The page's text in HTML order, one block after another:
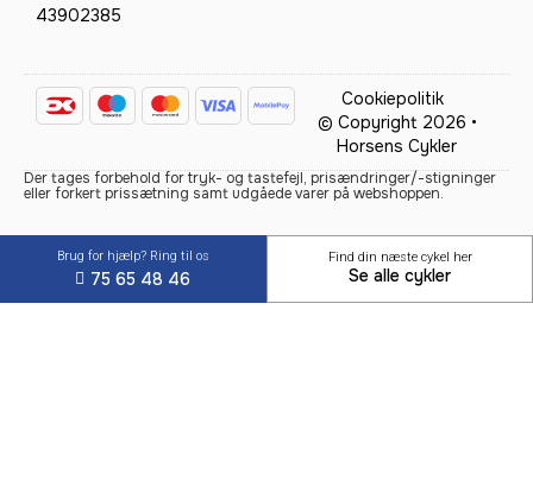
43902385
Cookiepolitik
© Copyright 2026 •
Horsens Cykler
Der tages forbehold for tryk- og tastefejl, prisændringer/-stigninger
eller forkert prissætning samt udgåede varer på webshoppen.
Brug for hjælp? Ring til os
75 65 48 46
Find din næste cykel her
Se alle cykler